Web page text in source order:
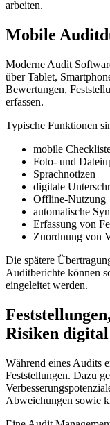
arbeiten.
Mobile
Moderne Audit
über Tablet,
Bewertungen,
erfassen.
Typische Funktionen
mobile
Foto- und
Sprachnotizen
digitale
Offline-Nutzung
automatische
Erfassung von
Zuordnung von
Die spätere
Auditberichte können
eingeleitet werden.
Risiken
Während eines Audits
Feststellungen. Dazu
Abweichungen sowie